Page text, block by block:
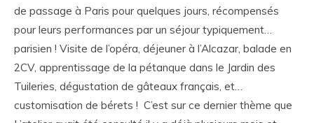
de passage à Paris pour quelques jours, récompensés
pour leurs performances par un séjour typiquement…
parisien ! Visite de l’opéra, déjeuner à l’Alcazar, balade en
2CV, apprentissage de la pétanque dans le Jardin des
Tuileries, dégustation de gâteaux français, et…
customisation de bérets ! C’est sur ce dernier thème que